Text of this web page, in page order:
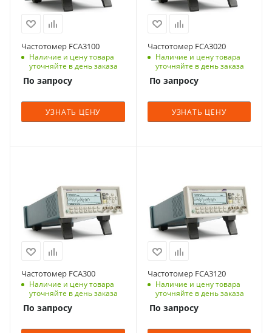
Частотомер FCA3100
Наличие и цену товара
уточняйте в день заказа
По запросу
УЗНАТЬ ЦЕНУ
Частотомер FCA3020
Наличие и цену товара
уточняйте в день заказа
По запросу
УЗНАТЬ ЦЕНУ
Частотомер FCA300
Наличие и цену товара
уточняйте в день заказа
По запросу
Частотомер FCA3120
Наличие и цену товара
уточняйте в день заказа
По запросу